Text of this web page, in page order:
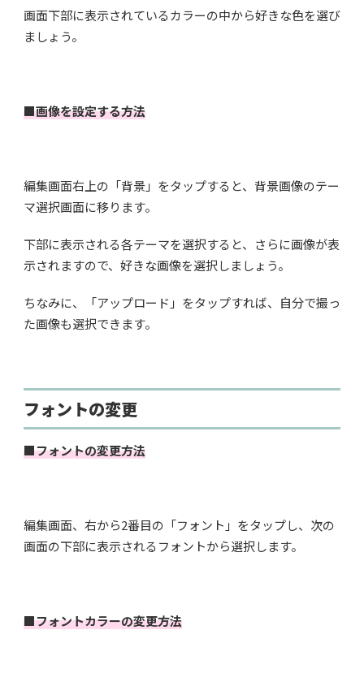
画面下部に表示されているカラーの中から好きな色を選び
ましょう。
■画像を設定する方法
編集画面右上の「背景」をタップすると、背景画像のテー
マ選択画面に移ります。
下部に表示される各テーマを選択すると、さらに画像が表
示されますので、好きな画像を選択しましょう。
ちなみに、「アップロード」をタップすれば、自分で撮っ
た画像も選択できます。
フォントの変更
■フォントの変更方法
編集画面、右から2番目の「フォント」をタップし、次の
画面の下部に表示されるフォントから選択します。
■フォントカラーの変更方法